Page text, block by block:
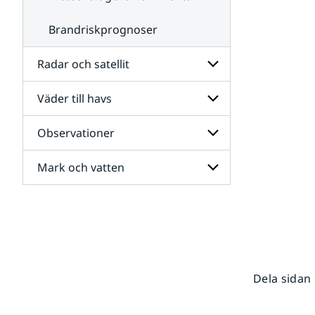
Brandriskprognoser
Radar och satellit
Undersidor
för
Radar
och
satellit
Väder till havs
Undersidor
för
Väder
till
havs
Observationer
Undersidor
för
Mark och vatten
Dela sidan